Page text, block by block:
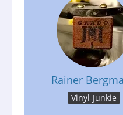
Rainer
Vinyl-Junkie